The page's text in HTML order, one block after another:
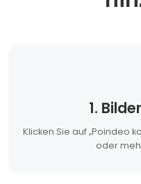
1.
Klicken Sie auf „Poindeo
oder